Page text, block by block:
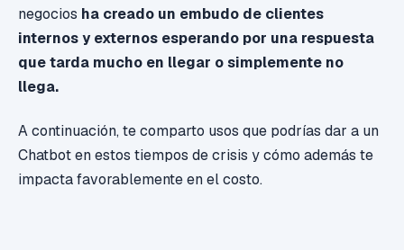
negocios ha creado un embudo de clientes
internos y externos esperando por una respuesta
que tarda mucho en llegar o simplemente no
llega.
A continuación, te comparto usos que podrías dar a un
Chatbot en estos tiempos de crisis y cómo además te
impacta favorablemente en el costo.